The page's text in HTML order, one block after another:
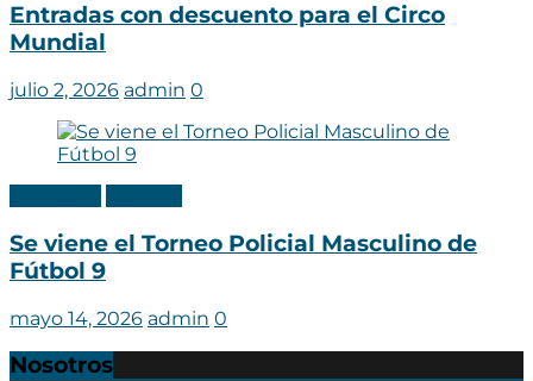
Entradas con descuento para el Circo
Mundial
julio 2, 2026 admin 0
Se viene el Torneo Policial Masculino de
Fútbol 9
mayo 14, 2026 admin 0
Nosotros